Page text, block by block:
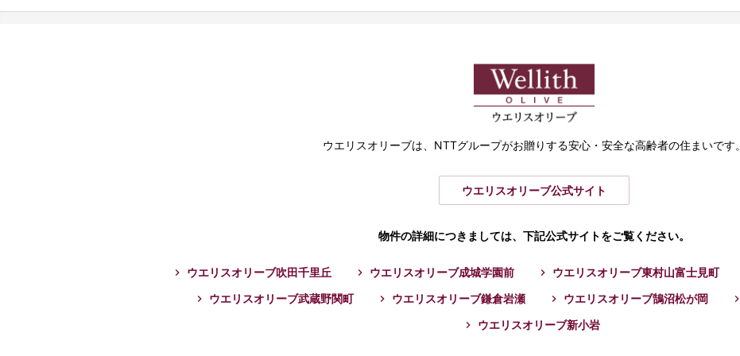
ウエリスオリーブは、 NTTグループがお贈りする安心・安全な高齢者の住まいです。
ウエリスオリーブ公式サイト
物件の詳細につきましては、 下記公式サイトをご覧ください。
ウエリスオリーブ吹田千里丘 ウエリスオリーブ成城学園前 ウエリスオリーブ東村山富士見町
ウエリスオリーブ武蔵野関町
ウエリスオリーブ鎌倉岩瀬 ウエリスオリーブ鵠沼松が岡
ウエリスオリーブ新小岩